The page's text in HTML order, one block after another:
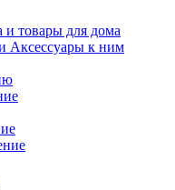
и товары для дома
Аксессуары к ним